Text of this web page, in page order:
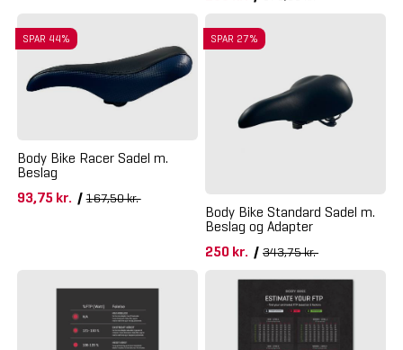
SPAR 44%
Body Bike Racer Sadel m.
Beslag
93,75 kr. / 167,50 kr.
SPAR 27%
Body Bike Standard Sadel m.
Beslag og Adapter
250 kr. / 343,75 kr.